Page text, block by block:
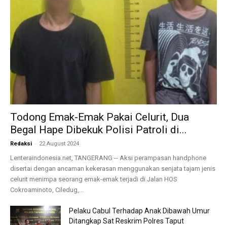
Todong Emak-Emak Pakai Celurit, Dua
Begal Hape Dibekuk Polisi Patroli di...
Redaksi - 22 August 2024
Lenteraindonesia.net, TANGERANG -- Aksi perampasan handphone
disertai dengan ancaman kekerasan menggunakan senjata tajam jenis
celurit menimpa seorang emak-emak terjadi di Jalan HOS
Cokroaminoto, Ciledug,...
Pelaku Cabul Terhadap Anak Dibawah Umur
Ditangkap Sat Reskrim Polres Taput